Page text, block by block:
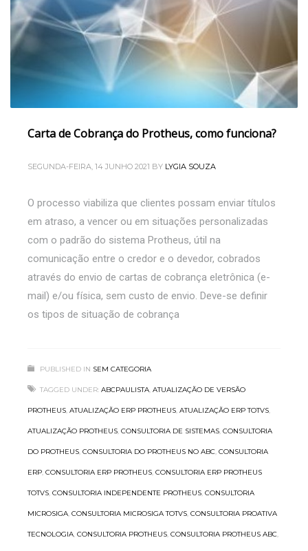
Carta de Cobrança do Protheus, como funciona?
SEGUNDA-FEIRA, 14 JUNHO 2021 BY LYGIA SOUZA
O processo viabiliza que clientes possam enviar títulos
em atraso, a vencer ou em situações personalizadas
com o padrão do sistema Protheus, útil na
comunicação entre o credor e o devedor, cobrados
através do envio de cartas de cobrança eletrônica (e-
mail) e/ou física, sem custo de envio. Deve-se definir
os tipos de situação de cobrança
PUBLISHED IN SEM CATEGORIA
TAGGED UNDER: ABCPAULISTA, ATUALIZAÇÃO DE VERSÃO
PROTHEUS, ATUALIZAÇÃO ERP PROTHEUS, ATUALIZAÇÃO ERP TOTVS,
ATUALIZAÇÃO PROTHEUS, CONSULTORIA DE SISTEMAS, CONSULTORIA
DO PROTHEUS, CONSULTORIA DO PROTHEUS NO ABC, CONSULTORIA
ERP, CONSULTORIA ERP PROTHEUS, CONSULTORIA ERP PROTHEUS
TOTVS, CONSULTORIA INDEPENDENTE PROTHEUS, CONSULTORIA
MICROSIGA, CONSULTORIA MICROSIGA TOTVS, CONSULTORIA PROATIVA
TECNOLOGIA, CONSULTORIA PROTHEUS, CONSULTORIA PROTHEUS ABC,